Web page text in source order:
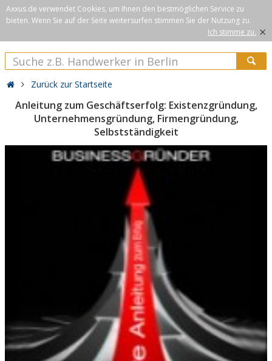
Axxus.de verwendet Cookies, um Ihnen den bestmöglichen Service zu
bieten. Wenn Sie auf der Seite weitersurfen stimmen Sie der Nutzung zu.
Ich stimme zu. ×
Zurück zur Startseite
Anleitung zum Geschäftserfolg: Existenzgründung,
Unternehmensgründung, Firmengründung,
Selbstständigkeit